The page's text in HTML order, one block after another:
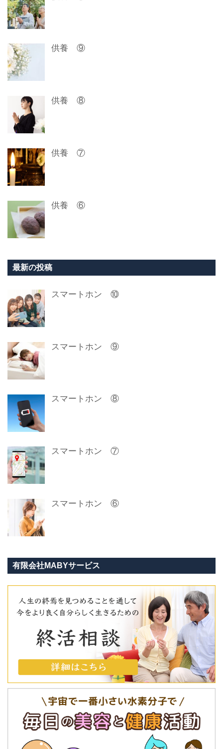
ー
シ
ョ
ン
供養 ⑨
供養 ⑧
供養 ⑦
供養 ⑥
最新の投稿
スマートホン ⑩
スマートホン ⑨
スマートホン ⑧
スマートホン ⑦
スマートホン ⑥
有限会社MABYサービス